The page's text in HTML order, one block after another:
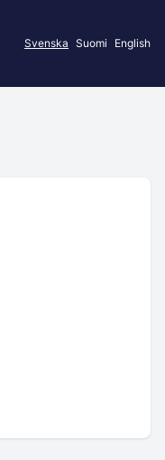
Svenska Suomi English